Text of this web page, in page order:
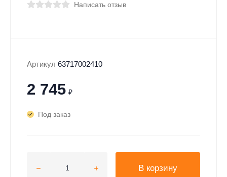
Написать отзыв
Артикул 63717002410
2 745 ₽
Под заказ
В корзину